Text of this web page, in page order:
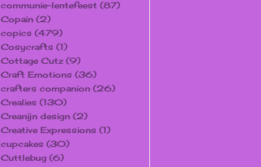
communie-lentefeest (87)
Copain (2)
copics (479)
Cosycrafts (1)
Cottage Cutz (9)
Craft Emotions (36)
crafters companion (26)
Crealies (130)
Creanijn design (2)
Creative Expressions (1)
cupcakes (30)
Cuttlebug (6)